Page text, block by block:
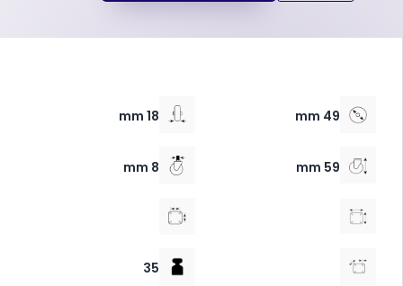
49 mm
18 mm
59 mm
8 mm
35